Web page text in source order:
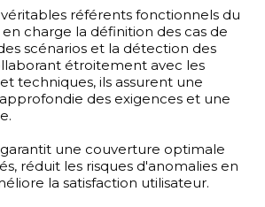
référents fonctionnels du
charge la définition des cas de
scénarios et la détection des
étroitement avec les
techniques, ils assurent une
des exigences et une
une couverture optimale
réduit les risques d'anomalies en
la satisfaction utilisateur.